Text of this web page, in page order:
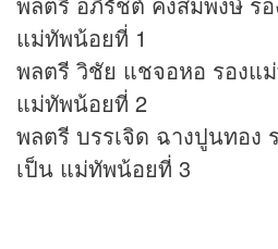
แม่ทัพน้อยที่ 1
พลตรี วิชัย แชจอหอ รองแ
แม่ทัพน้อยที่ 2
พลตรี บรรเจิด ฉางปูนทอง
เป็น แม่ทัพน้อยที่ 3